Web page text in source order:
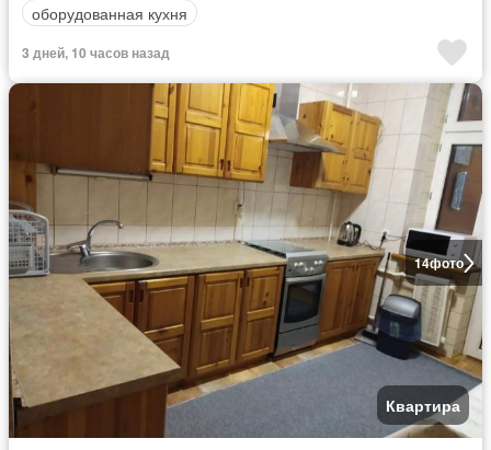
оборудованная кухня
3 дней, 10 часов назад
14фото
Квартира